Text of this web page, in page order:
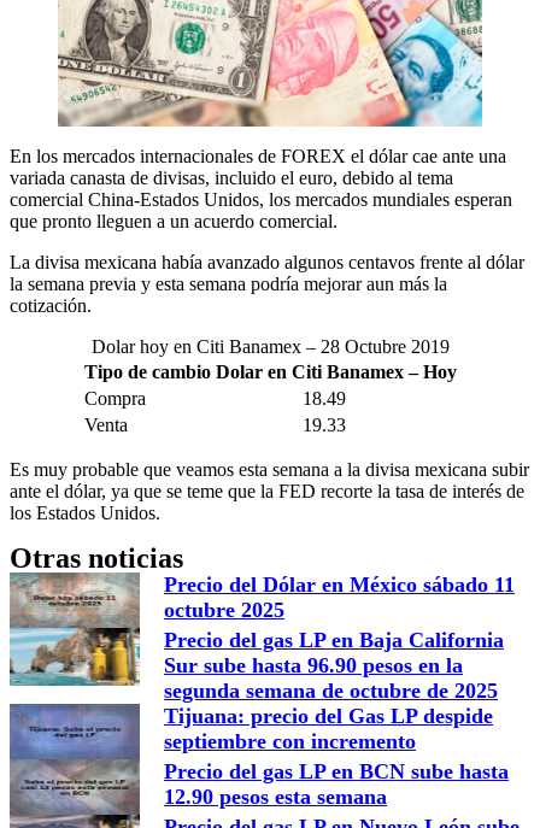
En los mercados internacionales de FOREX el dólar cae ante una
variada canasta de divisas, incluido el euro, debido al tema
comercial China-Estados Unidos, los mercados mundiales esperan
que pronto lleguen a un acuerdo comercial.
La divisa mexicana había avanzado algunos centavos frente al dólar
la semana previa y esta semana podría mejorar aun más la
cotización.
Dolar hoy en Citi Banamex – 28 Octubre 2019
Tipo de cambio Dolar en Citi Banamex – Hoy
Compra
18.49
Venta
19.33
Es muy probable que veamos esta semana a la divisa mexicana subir
ante el dólar, ya que se teme que la FED recorte la tasa de interés de
los Estados Unidos.
Otras noticias
Precio del Dólar en México sábado 11
octubre 2025
Precio del gas LP en Baja California
Sur sube hasta 96.90 pesos en la
segunda semana de octubre de 2025
Tijuana: precio del Gas LP despide
septiembre con incremento
Precio del gas LP en BCN sube hasta
12.90 pesos esta semana